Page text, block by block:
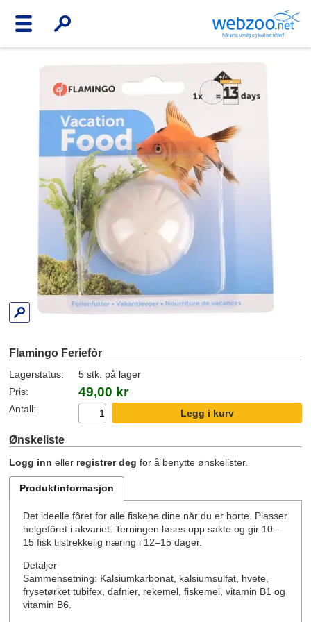
Flamingo Feriefòr
Lagerstatus:
5 stk. på lager
Pris:
49,00 kr
Antall:
Ønskeliste
Logg inn eller registrer deg for å benytte ønskelister.
Produktinformasjon
Det ideelle fôret for alle fiskene dine når du er borte. Plasser
helgefôret i akvariet. Terningen løses opp sakte og gir 10–
15 fisk tilstrekkelig næring i 12–15 dager.
Detaljer
Sammensetning: Kalsiumkarbonat, kalsiumsulfat, hvete,
frysetørket tubifex, dafnier, rekemel, fiskemel, vitamin B1 og
vitamin B6.